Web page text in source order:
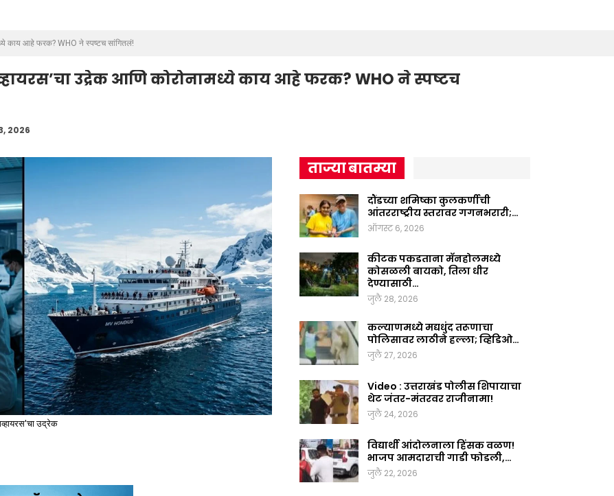
काय आहे फरक? WHO ने स्पष्टच सांगितलं!
उद्रेक आणि कोरोनामध्ये काय आहे फरक? WHO ने स्पष्टच
2026
उद्रेक
ताज्या बातम्या
दौंडच्या शमिष्का कुलकर्णीची
आंतरराष्ट्रीय स्तरावर गगनभरारी;…
ऑगस्ट 6, 2026
कीटक पकडताना मॅनहोलमध्ये
कोसळली बायको, तिला धीर
देण्यासाठी…
जुलै 28, 2026
कल्याणमध्ये मद्यधुंद तरूणाचा
पोलिसावर लाठीने हल्ला; व्हिडिओ…
जुलै 27, 2026
Video : उत्तराखंड पोलीस शिपायाचा
थेट जंतर-मंतरवर राजीनामा!
जुलै 24, 2026
विद्यार्थी आंदोलनाला हिंसक वळण!
भाजप आमदाराची गाडी फोडली,…
जुलै 22, 2026